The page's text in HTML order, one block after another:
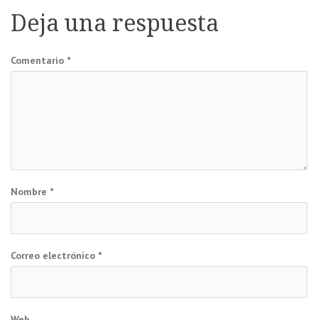
entradas
Deja una respuesta
Comentario *
Nombre *
Correo electrónico *